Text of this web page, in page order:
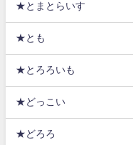
★とまとらいす
★とも
★とろろいも
★どっこい
★どろろ